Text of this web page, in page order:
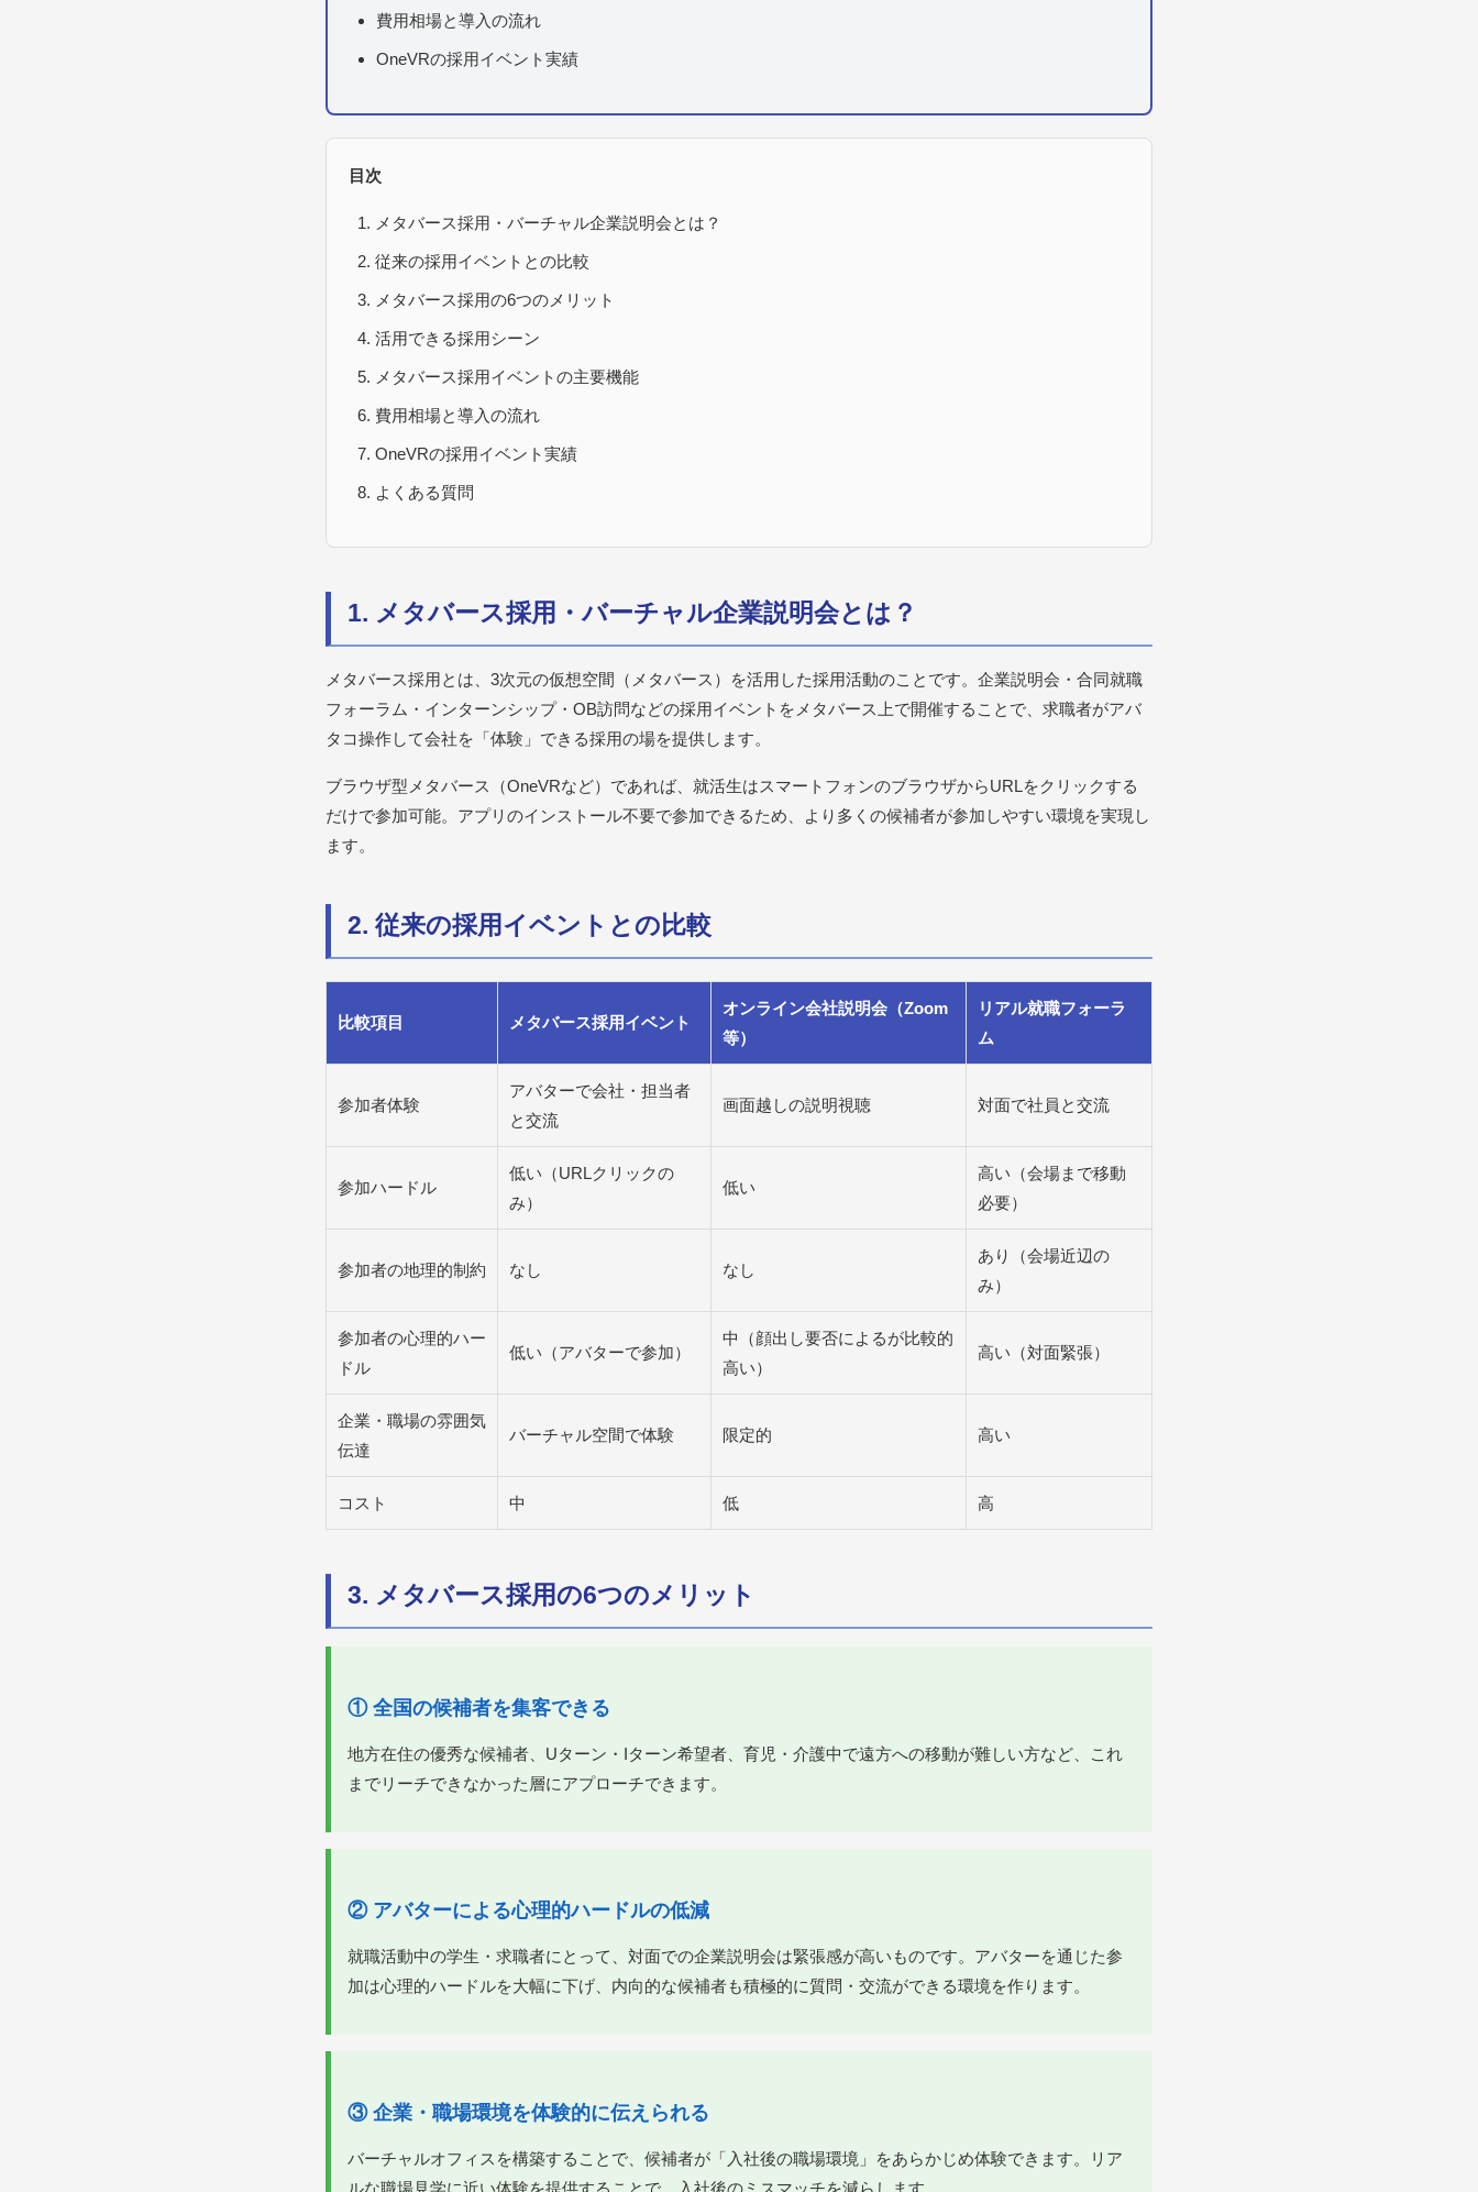
費用相場と導入の流れ
OneVRの採用イベント実績
目次
メタバース採用・バーチャル企業説明会とは？
従来の採用イベントとの比較
メタバース採用の6つのメリット
活用できる採用シーン
メタバース採用イベントの主要機能
費用相場と導入の流れ
OneVRの採用イベント実績
よくある質問
1. メタバース採用・バーチャル企業説明会とは？
メタバース採用とは、3次元の仮想空間（メタバース）を活用した採用活動のことです。企業説明会・合同就職
フォーラム・インターンシップ・OB訪問などの採用イベントをメタバース上で開催することで、求職者がアバ
タコ操作して会社を「体験」できる採用の場を提供します。
ブラウザ型メタバース（OneVRなど）であれば、就活生はスマートフォンのブラウザからURLをクリックする
だけで参加可能。アプリのインストール不要で参加できるため、より多くの候補者が参加しやすい環境を実現し
ます。
2. 従来の採用イベントとの比較
比較項目 メタバース採用イベント
オンライン会社説明会（Zoom
等）
リアル就職フォーラ
ム
参加者体験
アバターで会社・担当者
と交流
画面越しの説明視聴 対面で社員と交流
参加ハードル
低い（URLクリックの
み）
低い
高い（会場まで移動
必要）
参加者の地理的制約 なし なし
あり（会場近辺の
み）
参加者の心理的ハー
ドル
低い（アバターで参加）
中（顔出し要否によるが比較的
高い）
高い（対面緊張）
企業・職場の雰囲気
伝達
バーチャル空間で体験 限定的 高い
コスト 中 低 高
3. メタバース採用の6つのメリット
① 全国の候補者を集客できる
地方在住の優秀な候補者、Uターン・Iターン希望者、育児・介護中で遠方への移動が難しい方など、これ
までリーチできなかった層にアプローチできます。
② アバターによる心理的ハードルの低減
就職活動中の学生・求職者にとって、対面での企業説明会は緊張感が高いものです。アバターを通じた参
加は心理的ハードルを大幅に下げ、内向的な候補者も積極的に質問・交流ができる環境を作ります。
③ 企業・職場環境を体験的に伝えられる
バーチャルオフィスを構築することで、候補者が「入社後の職場環境」をあらかじめ体験できます。リア